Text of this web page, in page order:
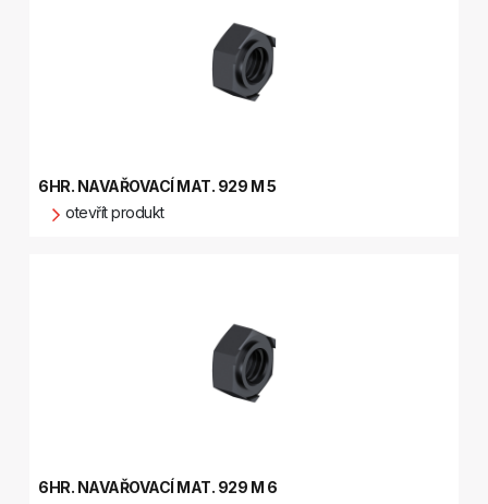
6HR. NAVAŘOVACÍ MAT. 929 M 5
otevřít produkt
6HR. NAVAŘOVACÍ MAT. 929 M 6